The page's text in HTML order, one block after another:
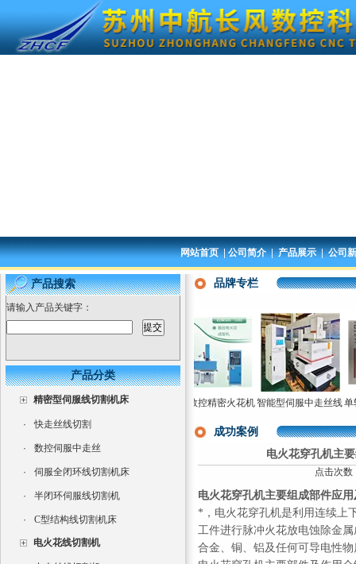
网站首页|公司简介|产品展示|公司
产品搜索
请输入产品关键字：
产品分类
精密型伺服线切割机床
· 快走丝线切割
· 数控伺服中走丝
· 伺服全闭环线切割机床
· 半闭环伺服线切割机
· C型结构线切割机床
电火花线切割机
品牌专栏
牛头式数控火三轴数控电火花成型
单轴数控精密火花机
销
智能型伺服中走丝线单轴
成功案例
电火花穿孔机主
点击次
电火花穿孔机主要组成部件应
*，电火花穿孔机是利用连续上
工件进行脉冲火花放电蚀除金
合金、铜、铝及任何可导电性